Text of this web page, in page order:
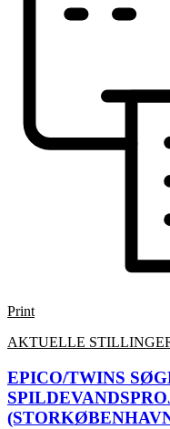
Print
AKTUELLE
EPICO/TWINS